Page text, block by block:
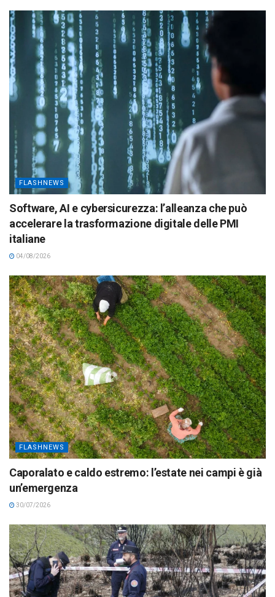
FLASHNEWS
Software, AI e cybersicurezza: l’alleanza che può
accelerare la trasformazione digitale delle PMI
italiane
04/08/2026
FLASHNEWS
Caporalato e caldo estremo: l’estate nei campi è già
un’emergenza
30/07/2026